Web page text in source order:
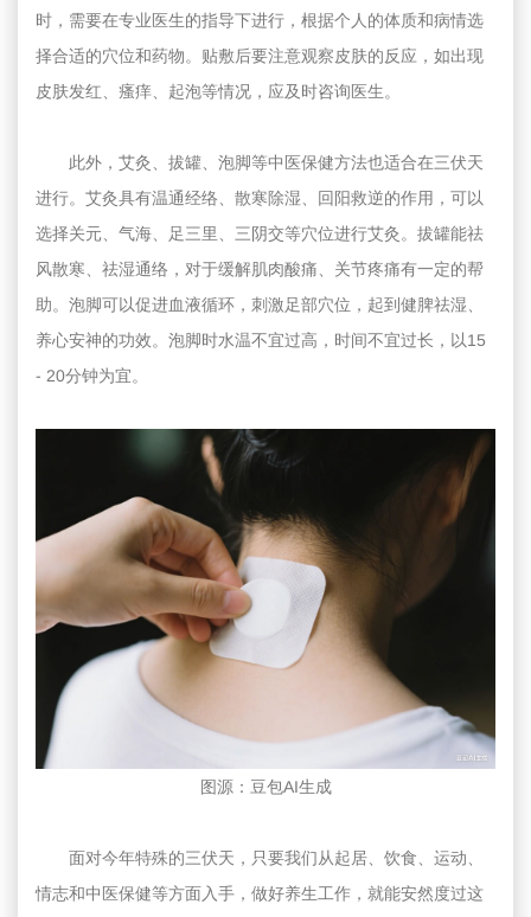
时，需要在专业医生的指导下进行，根据个人的体质和病情选
择合适的穴位和药物。贴敷后要注意观察皮肤的反应，如出现
皮肤发红、瘙痒、起泡等情况，应及时咨询医生。
此外，艾灸、拔罐、泡脚等中医保健方法也适合在三伏天
进行。艾灸具有温通经络、散寒除湿、回阳救逆的作用，可以
选择关元、气海、足三里、三阴交等穴位进行艾灸。拔罐能祛
风散寒、祛湿通络，对于缓解肌肉酸痛、关节疼痛有一定的帮
助。泡脚可以促进血液循环，刺激足部穴位，起到健脾祛湿、
养心安神的功效。泡脚时水温不宜过高，时间不宜过长，以15
- 20分钟为宜。
图源：豆包AI生成
面对今年特殊的三伏天，只要我们从起居、饮食、运动、
情志和中医保健等方面入手，做好养生工作，就能安然度过这